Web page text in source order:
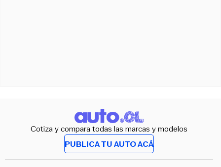
Cotiza y compara todas las marcas y modelos
PUBLICA TU AUTO ACÁ